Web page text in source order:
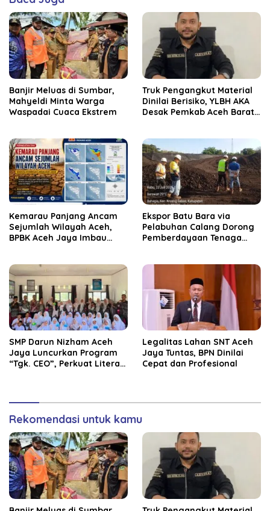
Banjir Meluas di Sumbar,
Mahyeldi Minta Warga
Waspadai Cuaca Ekstrem
Truk Pengangkut Material
Dinilai Berisiko, YLBH AKA
Desak Pemkab Aceh Barat
Kemarau Panjang Ancam
Sejumlah Wilayah Aceh,
BPBK Aceh Jaya Imbau
‎Ekspor Batu Bara via
Pelabuhan Calang Dorong
Pemberdayaan Tenaga
SMP Darun Nizham Aceh
Jaya Luncurkan Program
“Tgk. CEO”, Perkuat Literasi
Legalitas Lahan SNT Aceh
Jaya Tuntas, BPN Dinilai
Cepat dan Profesional
Rekomendasi untuk kamu